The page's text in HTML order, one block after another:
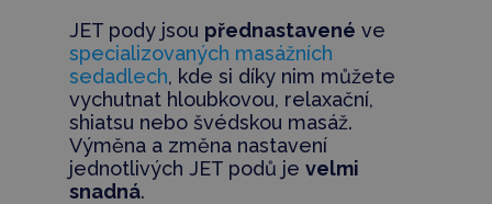
JET pody jsou přednastavené ve
specializovaných masážních
sedadlech, kde si díky nim můžete
vychutnat hloubkovou, relaxační,
shiatsu nebo švédskou masáž.
Výměna a změna nastavení
jednotlivých JET podů je velmi
snadná.